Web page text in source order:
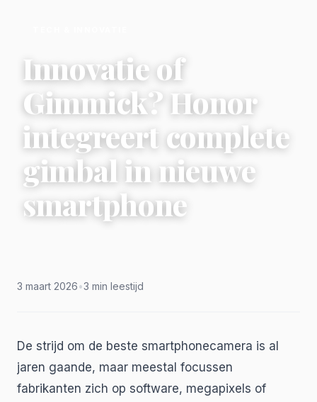
Innovatie of
Gimmick? Honor
integreert complete
gimbal in nieuwe
smartphone
3 maart 2026•3 min leestijd
De strijd om de beste smartphonecamera is al
jaren gaande, maar meestal focussen
fabrikanten zich op software, megapixels of